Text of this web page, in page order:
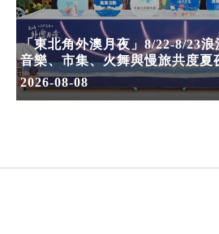
「東北角外澳月夜」8/22-8/23
音樂、市集、火舞與慢旅共度夏
2026-08-08